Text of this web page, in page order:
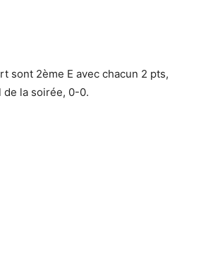
sont 2ème E avec chacun 2 pts,
de la soirée, 0-0.